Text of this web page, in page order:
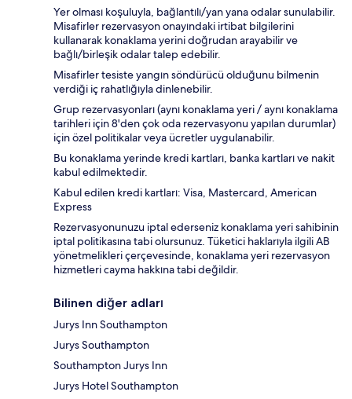
Yer olması koşuluyla, bağlantılı/yan yana odalar sunulabilir.
Misafirler rezervasyon onayındaki irtibat bilgilerini
kullanarak konaklama yerini doğrudan arayabilir ve
bağlı/birleşik odalar talep edebilir.
Misafirler tesiste yangın söndürücü olduğunu bilmenin
verdiği iç rahatlığıyla dinlenebilir.
Grup rezervasyonları (aynı konaklama yeri / aynı konaklama
tarihleri için 8'den çok oda rezervasyonu yapılan durumlar)
için özel politikalar veya ücretler uygulanabilir.
Bu konaklama yerinde kredi kartları, banka kartları ve nakit
kabul edilmektedir.
Kabul edilen kredi kartları: Visa, Mastercard, American
Express
Rezervasyonunuzu iptal ederseniz konaklama yeri sahibinin
iptal politikasına tabi olursunuz. Tüketici haklarıyla ilgili AB
yönetmelikleri çerçevesinde, konaklama yeri rezervasyon
hizmetleri cayma hakkına tabi değildir.
Bilinen diğer adları
Jurys Inn Southampton
Jurys Southampton
Southampton Jurys Inn
Jurys Hotel Southampton